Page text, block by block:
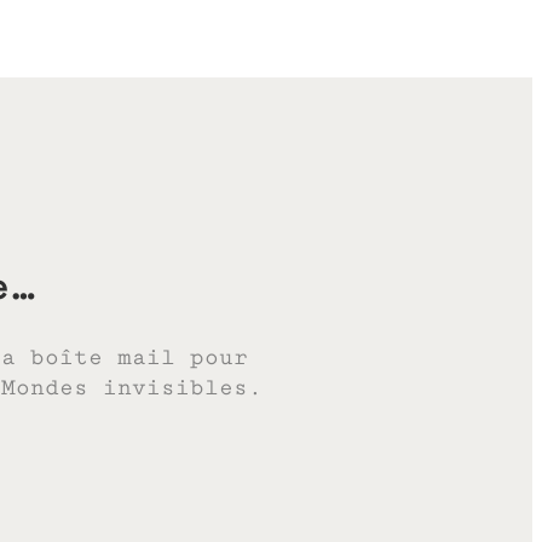
boîte mail pour
invisibles.